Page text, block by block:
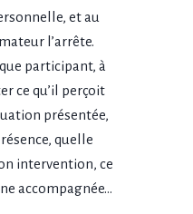
et au
l’arrête.
participant, à
ce qu’il perçoit
présentée,
quelle
intervention, ce
accompagnée…